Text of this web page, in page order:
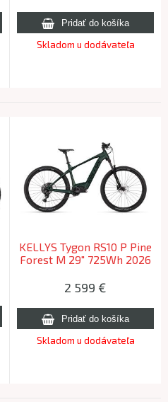
Skladom u dodávateľa
KELLYS Tygon RS10 P Pine
Forest M 29" 725Wh 2026
2 599 €
Skladom u dodávateľa